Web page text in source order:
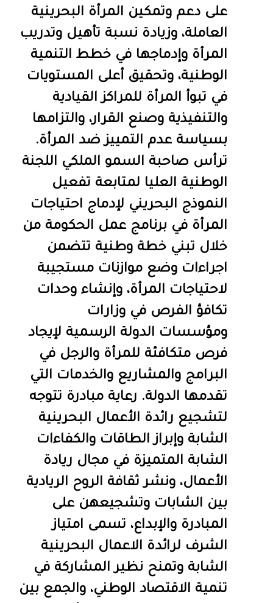
على دعم وتمكين المرأة البحرينية
العاملة، وزيادة نسبة تأهيل وتدريب
المرأة وإدماجها في خطط التنمية
الوطنية، وتحقيق أعلى المستويات
في تبوأ المرأة للمراكز القيادية
والتنفيذية وصنع القرار، والتزامها
بسياسة عدم التمييز ضد المرأة.
ترأس صاحبة السمو الملكي اللجنة
الوطنية العليا لمتابعة تفعيل
النموذج البحريني لإدماج احتياجات
المرأة في برنامج عمل الحكومة من
خلال تبني خطة وطنية تتضمن
اجراءات وضع موازنات مستجيبة
لاحتياجات المرأة، وإنشاء وحدات
تكافؤ الفرص في وزارات
ومؤسسات الدولة الرسمية لإيجاد
فرص متكافئة للمرأة والرجل في
البرامج والمشاريع والخدمات التي
تقدمها الدولة. رعاية مبادرة تتوجه
لتشجيع رائدة الأعمال البحرينية
الشابة وإبراز الطاقات والكفاءات
الشابة المتميزة في مجال ريادة
الأعمال، ونشر ثقافة الروح الريادية
بين الشابات وتشجيعهن على
المبادرة والإبداع، تسمى امتياز
الشرف لرائدة الاعمال البحرينية
الشابة وتمنح نظير المشاركة في
تنمية الاقتصاد الوطني، والجمع بين